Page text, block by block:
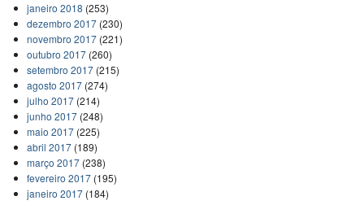
janeiro 2018 (253)
dezembro 2017(230)
novembro 2017(221)
outubro 2017(260)
setembro 2017(215)
agosto 2017(274)
julho 2017(214)
junho 2017(248)
maio 2017(225)
abril 2017(189)
março 2017(238)
fevereiro 2017(195)
janeiro 2017(184)